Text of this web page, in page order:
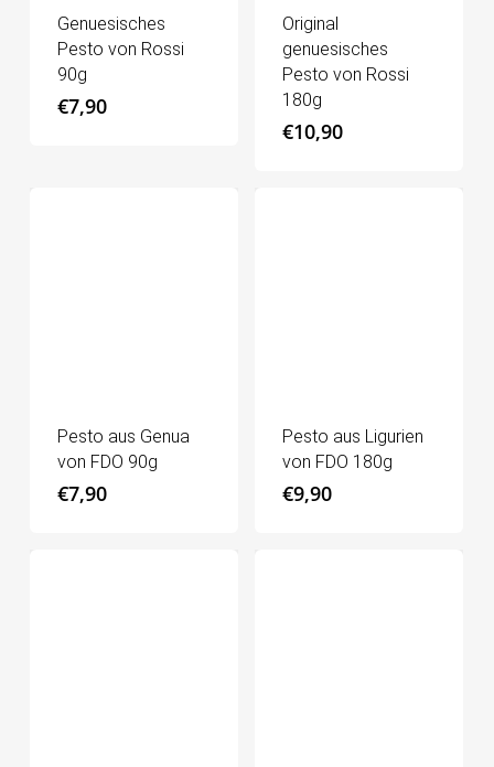
Genuesisches
Pesto von Rossi
90g
€7,90
Original
genuesisches
Pesto von Rossi
180g
€10,90
Pesto aus Genua
von FDO 90g
€7,90
Pesto aus Ligurien
von FDO 180g
€9,90